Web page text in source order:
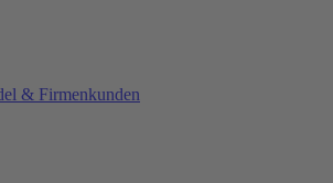
& Firmenkunden